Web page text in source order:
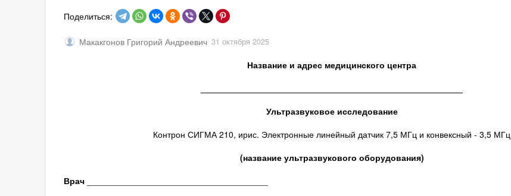
Поделиться:
Макакгонов Григорий Андреевич 31 октября 2025
Название и адрес медицинского центра
Ультразвуковое исследование
Контрон СИГМА 210, ирис. Электронные линейный датчик 7,5 МГц и конвексный - 3,5 МГц
(название ультразвукового оборудования)
Врач______________________________________